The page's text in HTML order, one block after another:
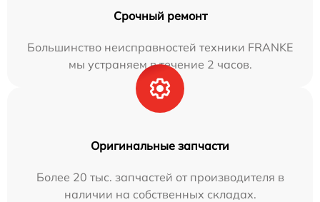
Срочный ремонт
Большинство неисправностей техники FRANKE
мы устраняем в течение 2 часов.
Оригинальные запчасти
Более 20 тыс. запчастей от производителя в
наличии на собственных складах.